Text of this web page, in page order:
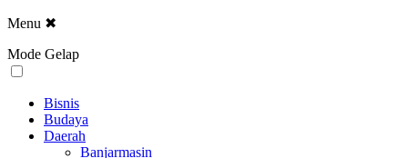
Menu ✖
Mode Gelap
Bisnis
Budaya
Daerah
Banjarmasin